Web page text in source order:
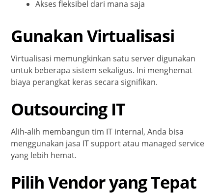
Akses fleksibel dari mana saja
Gunakan Virtualisasi
Virtualisasi memungkinkan satu server digunakan
untuk beberapa sistem sekaligus. Ini menghemat
biaya perangkat keras secara signifikan.
Outsourcing IT
Alih-alih membangun tim IT internal, Anda bisa
menggunakan jasa IT support atau managed service
yang lebih hemat.
Pilih Vendor yang Tepat